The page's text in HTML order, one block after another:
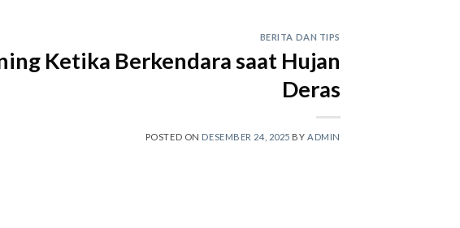
BERITA DAN TIPS
Ketika Berkendara saat Hujan
Deras
POSTED ON DESEMBER 24, 2025 BY ADMIN